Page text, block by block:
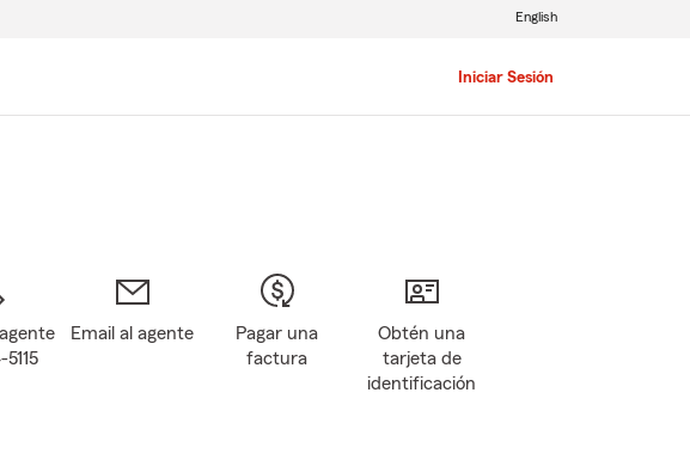
Iniciar Sesión
English
Email al agente
Pagar una
factura
Obtén una
tarjeta de
identificación